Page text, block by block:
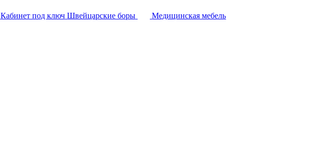
Кабинет под ключ Швейцарские боры Медицинская мебель